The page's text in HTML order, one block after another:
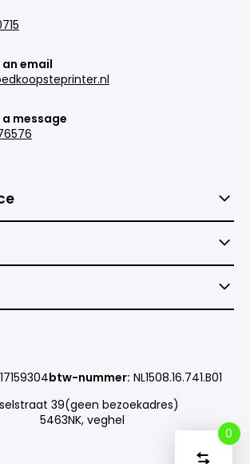
an email
a message
39(geen bezoekadres)
5463NK, veghel
17159304btw-nummer: NL1508.16.741.B01
0
Vergelijk
Start